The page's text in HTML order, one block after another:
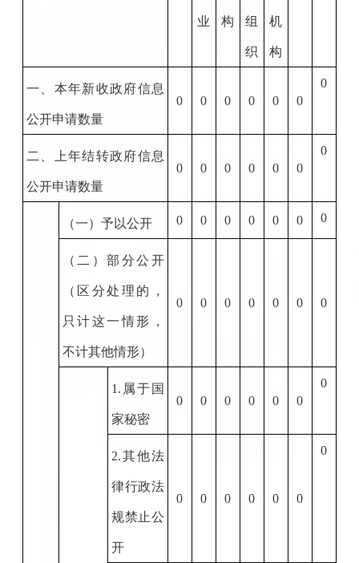
业 构 组
织
机
构
一、本年新收政府信息
公开申请数量
0 0 0 0 0 0
0
二、上年结转政府信息
公开申请数量
0 0 0 0 0 0
0
（一）予以公开 0 0 0 0 0 0 0
（二）部分公开
（区分处理的，
只计这一情形，
不计其他情形）
0 0 0 0 0 0 0
1. 属于国
家秘密
0 0 0 0 0 0
0
2.其他法
律行政法
规禁止公
开
0 0 0 0 0 0
0